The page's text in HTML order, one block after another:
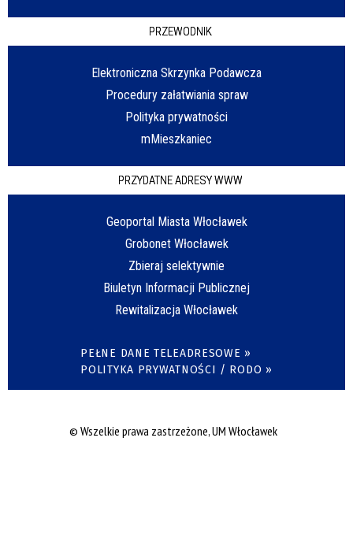
PRZEWODNIK
Elektroniczna Skrzynka Podawcza
Procedury załatwiania spraw
Polityka prywatności
mMieszkaniec
PRZYDATNE ADRESY WWW
Geoportal Miasta Włocławek
Grobonet Włocławek
Zbieraj selektywnie
Biuletyn Informacji Publicznej
Rewitalizacja Włocławek
PEŁNE DANE TELEADRESOWE »
POLITYKA PRYWATNOŚCI / RODO »
© Wszelkie prawa zastrzeżone, UM Włocławek